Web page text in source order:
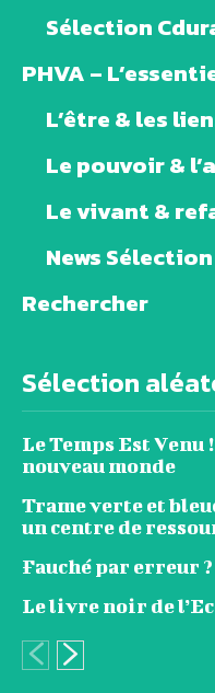
Sélection
PHVA –
L’être & les
Le pouvoir &
Le vivant &
News
Rechercher
Sélection
Le Temps Est Venu
nouveau monde
Trame verte et
un centre de
Fauché par erreur ?
Le livre noir de